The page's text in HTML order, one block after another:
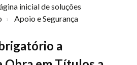
inicial de soluções
Apoio e Segurança
a